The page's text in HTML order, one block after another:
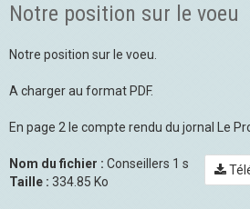
Notre position sur le voeu
Notre position sur le voeu.
A charger au format PDF.
En page 2 le compte rendu du jornal Le
Nom du fichier : Conseillers 1 s
Taille : 334.85 Ko